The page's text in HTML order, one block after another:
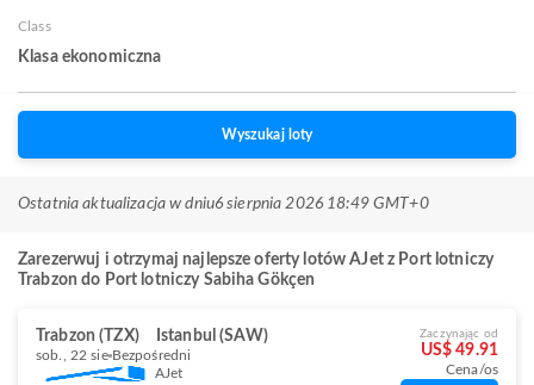
Class
Klasa ekonomiczna
Wyszukaj loty
Ostatnia aktualizacja w dniu6 sierpnia 2026 18:49 GMT+0
Zarezerwuj i otrzymaj najlepsze oferty lotów AJet z Port lotniczy
Trabzon do Port lotniczy Sabiha Gökçen
Trabzon (TZX) Istanbul (SAW)
sob., 22 sie Bezpośredni
AJet
Zaczynając od
US$ 49.91
Cena/os